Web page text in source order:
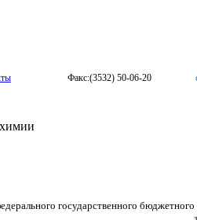
Факс:(3532) 50-06-20
государственного